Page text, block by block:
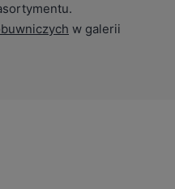
w galerii